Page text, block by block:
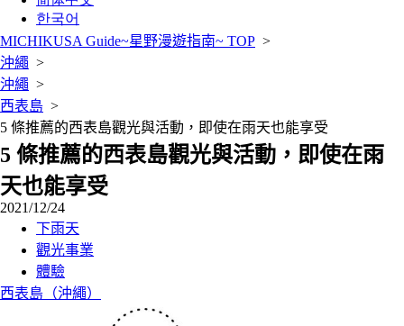
한국어
MICHIKUSA Guide~星野漫遊指南~ TOP >
沖繩 >
沖繩 >
西表島 >
5 條推薦的西表島觀光與活動，即使在雨天也能享受
5 條推薦的西表島觀光與活動，即使在雨
天也能享受
2021/12/24
下雨天
觀光事業
體驗
西表島（沖繩）